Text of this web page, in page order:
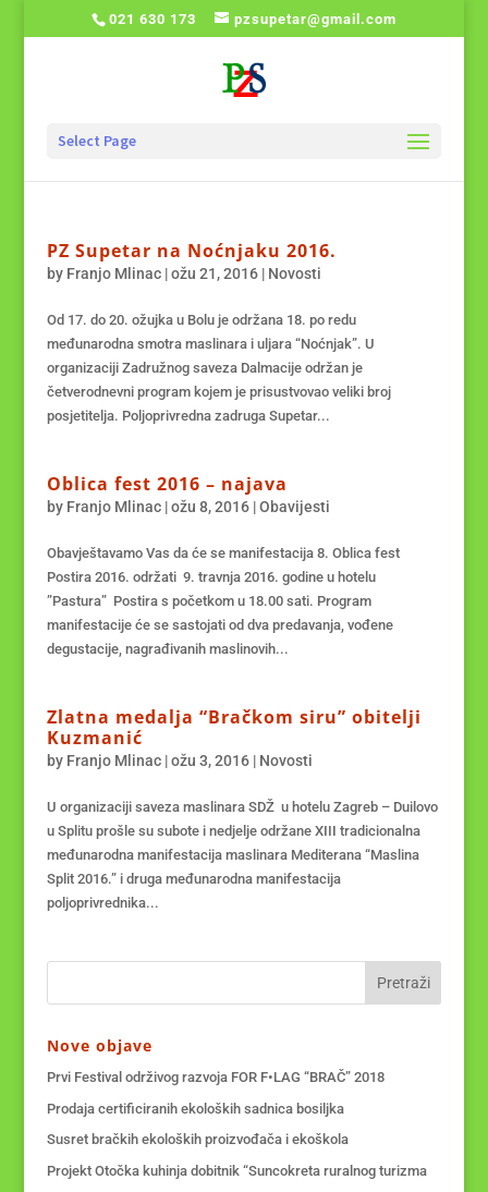
021 630 173 pzsupetar@gmail.com
Select Page
PZ Supetar na Noćnjaku 2016.
by Franjo Mlinac|ožu 21, 2016| Novosti
Od 17. do 20. ožujka u Bolu je održana 18. po redu
međunarodna smotra maslinara i uljara “Noćnjak”. U
organizaciji Zadružnog saveza Dalmacije održan je
četverodnevni program kojem je prisustvovao veliki broj
posjetitelja. Poljoprivredna zadruga Supetar...
Oblica fest 2016 – najava
by Franjo Mlinac|ožu 8, 2016|Obavijesti
Obavještavamo Vas da će se manifestacija 8. Oblica fest
Postira 2016. održati 9. travnja 2016. godine u hotelu
”Pastura” Postira s početkom u 18.00 sati. Program
manifestacije će se sastojati od dva predavanja, vođene
degustacije, nagrađivanih maslinovih...
Zlatna medalja “Bračkom siru” obitelji
Kuzmanić
by Franjo Mlinac|ožu 3, 2016| Novosti
U organizaciji saveza maslinara SDŽ u hotelu Zagreb – Duilovo
u Splitu prošle su subote i nedjelje održane XIII tradicionalna
međunarodna manifestacija maslinara Mediterana “Maslina
Split 2016.” i druga međunarodna manifestacija
poljoprivrednika...
Nove objave
Prvi Festival održivog razvoja FOR F•LAG “BRAČ” 2018
Prodaja certificiranih ekoloških sadnica bosiljka
Susret bračkih ekoloških proizvođača i ekoškola
Projekt Otočka kuhinja dobitnik “Suncokreta ruralnog turizma